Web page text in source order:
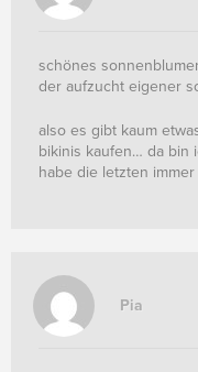
schönes
der aufzucht eigener
also es gibt kaum
bikinis kaufen… da bin
habe die letzten
Pia